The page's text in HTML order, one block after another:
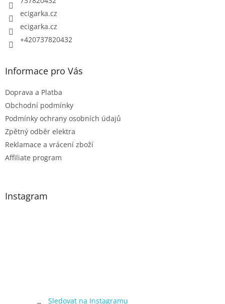
ecigarka.cz
ecigarka.cz
+420737820432
Informace pro Vás
Doprava a Platba
Obchodní podmínky
Podmínky ochrany osobních údajů
Zpětný odběr elektra
Reklamace a vrácení zboží
Affiliate program
Instagram
Sledovat na Instagramu